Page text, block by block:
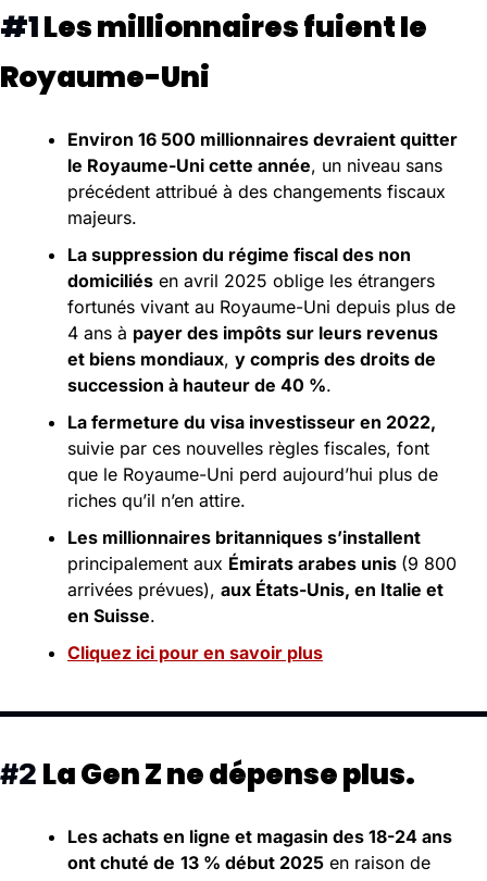
#1 Les millionnaires fuient le
Royaume-Uni
Environ 16 500 millionnaires devraient quitter
le Royaume-Uni cette année, un niveau sans
précédent attribué à des changements fiscaux
majeurs.
La suppression du régime fiscal des non
domiciliés en avril 2025 oblige les étrangers
fortunés vivant au Royaume-Uni depuis plus de
4 ans à payer des impôts sur leurs revenus
et biens mondiaux, y compris des droits de
succession à hauteur de 40 %.
La fermeture du visa investisseur en 2022,
suivie par ces nouvelles règles fiscales, font
que le Royaume-Uni perd aujourd’hui plus de
riches qu’il n’en attire.
Les millionnaires britanniques s’installent
principalement aux Émirats arabes unis (9 800
arrivées prévues), aux États-Unis, en Italie et
en Suisse.
Cliquez ici pour en savoir plus
#2 La Gen Z ne dépense plus.
Les achats en ligne et magasin des 18-24 ans
ont chuté de 13 % début 2025 en raison de